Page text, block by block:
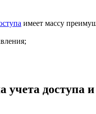
имеет массу
учета доступа